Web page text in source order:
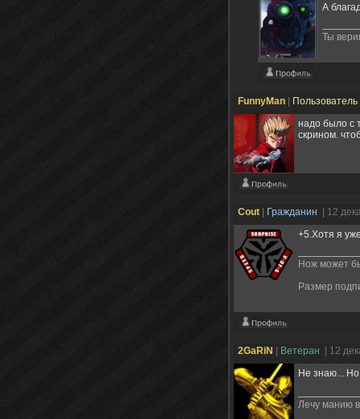
А
Ты
FunnyMan
Пользователь
надо было с
скрином.
Cout Гражданин
| 12
+5.Хотя я
Нож может
Размер
2GaRiN Ветеран | 12
Не знаю...
Лечу манию